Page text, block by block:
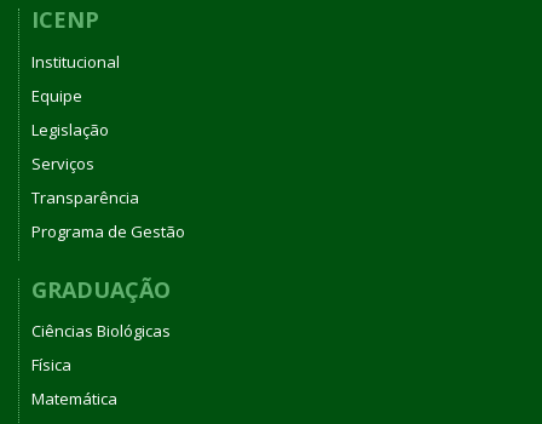
ICENP
Institucional
Equipe
Legislação
Serviços
Transparência
Programa de Gestão
GRADUAÇÃO
Ciências Biológicas
Física
Matemática